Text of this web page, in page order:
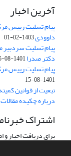
آخرین اخبار
پیام تسلیت رییس
داوودی1403-02-01
پیام تسلیت
دکتر صدرا1401-08-15
پیام تسلیت رییس
1401-08-15
تبعیت از قوانین
درباره چکیده مقالات
اشتراک
برای دریافت اخبار